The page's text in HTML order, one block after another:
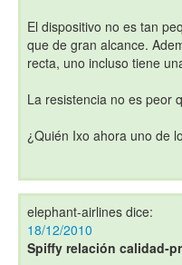
El dispositivo no es tan
que de gran alcance.
recta, uno incluso tiene
La resistencia no es peor
¿Quién Ixo ahora uno de
elephant-airlines dice:
18/12/2010
Spiffy relación calidad-